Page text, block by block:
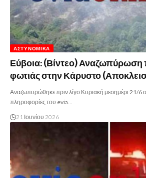
ΑΣΤΥΝΟΜΙΚΆ
Εύβοια: (Βίντεο) Αναζωπύρωση
φωτιάς στην Κάρυστο
Αναζωπυρώθηκε πριν λίγο Κυριακή μεσημέρι 21/6
πληροφορίες του evia…
21 Ιουνίου 2026